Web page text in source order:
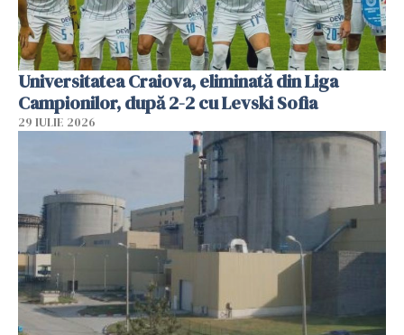
Universitatea Craiova, eliminată din Liga
Campionilor, după 2-2 cu Levski Sofia
29 IULIE 2026